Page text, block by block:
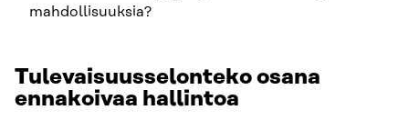
mahdollisuuksia?
Tulevaisuusselonteko osana
ennakoivaa hallintoa